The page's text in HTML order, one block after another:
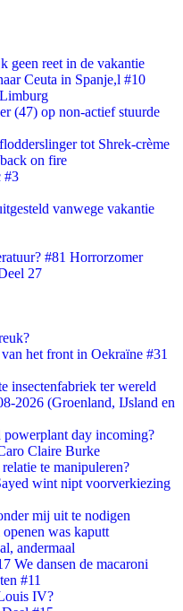
geen reet in de vakantie
Ceuta in Spanje,l #10
(47) op non-actief stuurde
tot Shrek-crème
on fire
#3
vanwege vakantie
#81 Horrorzomer
27
het front in Oekraïne #31
insectenfabriek ter wereld
2026 (Groenland, IJsland en
day incoming?
Claire Burke
te manipuleren?
wint nipt voorverkiezing
mij uit te nodigen
was kaputt
andermaal
We dansen de macaroni
#11
IV?